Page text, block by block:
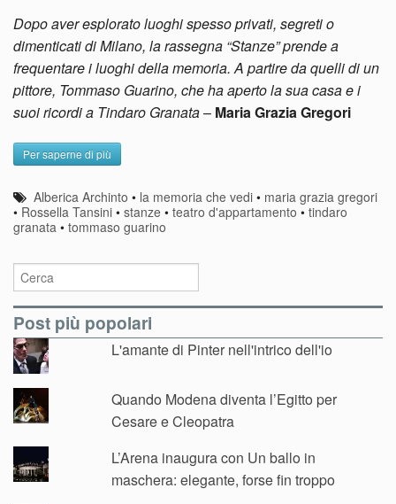
Dopo aver esplorato luoghi spesso privati, segreti o
dimenticati di Milano, la rassegna “Stanze” prende a
frequentare i luoghi della memoria. A partire da quelli di un
pittore, Tommaso Guarino, che ha aperto la sua casa e i
suoi ricordi a Tindaro Granata– Maria Grazia Gregori
Per saperne di più
Alberica Archinto • la memoria che vedi • maria grazia gregori
• Rossella Tansini • stanze • teatro d'appartamento • tindaro
granata • tommaso guarino
Post più popolari
L'amante di Pinter nell'intrico dell'io
Quando Modena diventa l’Egitto per
Cesare e Cleopatra
L’Arena inaugura con Un ballo in
maschera: elegante, forse fin troppo